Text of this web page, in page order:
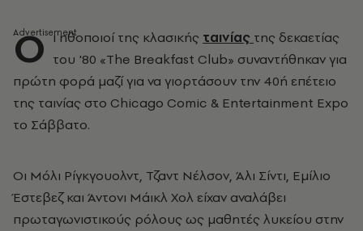
Ο ι ηθοποιοί της κλασικής ταινίας της δεκαετίας
του '80 «The Breakfast Club» συναντήθηκαν για
πρώτη φορά μαζί για να γιορτάσουν την 40ή επέτειο
της ταινίας στο Chicago Comic & Entertainment Expo
το Σάββατο.
Οι Mόλι Ρίγκγουολντ, Τζαντ Νέλσον, Άλι Σίντι, Εμίλιο
Έστεβεζ και Άντονι Μάικλ Χολ είχαν αναλάβει
πρωταγωνιστικούς ρόλους ως μαθητές λυκείου στην